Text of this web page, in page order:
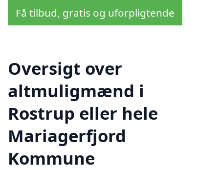
Få tilbud, gratis og uforpligtende
Oversigt over
altmuligmænd i
Rostrup eller hele
Mariagerfjord
Kommune